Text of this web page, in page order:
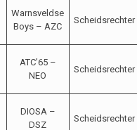
Warnsveldse
Boys – AZC
Scheidsrechter
ATC’65 –
NEO
Scheidsrechter
DIOSA –
DSZ
Scheidsrechter